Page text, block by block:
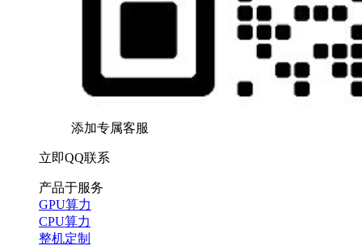
添加专属客服
立即QQ联系
产品于服务
GPU算力
CPU算力
整机定制